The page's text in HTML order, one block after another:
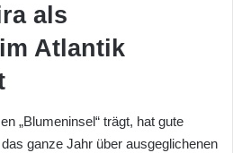
als
Atlantik
„Blumeninsel“ trägt, hat gute
ganze Jahr über ausgeglichenen